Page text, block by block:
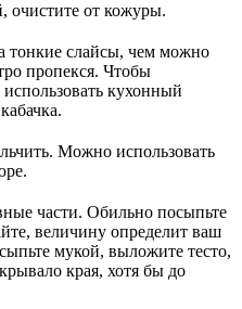
очистите от кожуры.
тонкие слайсы, чем можно
пропекся. Чтобы
кухонный
Можно использовать
части. Обильно посыпьте
величину определит ваш
мукой, выложите тесто,
края, хотя бы до